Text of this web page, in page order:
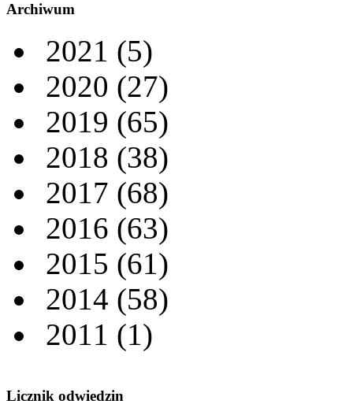
Archiwum
2021 (5)
2020 (27)
2019 (65)
2018 (38)
2017 (68)
2016 (63)
2015 (61)
2014 (58)
2011 (1)
Licznik odwiedzin